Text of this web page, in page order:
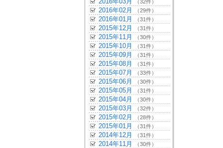
（32件）
2016年02月 （29件）
2016年01月 （31件）
2015年12月 （31件）
2015年11月 （30件）
2015年10月 （31件）
2015年09月 （31件）
2015年08月 （31件）
2015年07月 （33件）
2015年06月 （30件）
2015年05月 （31件）
2015年04月 （30件）
2015年03月 （32件）
2015年02月 （28件）
2015年01月 （31件）
2014年12月 （31件）
2014年11月 （30件）